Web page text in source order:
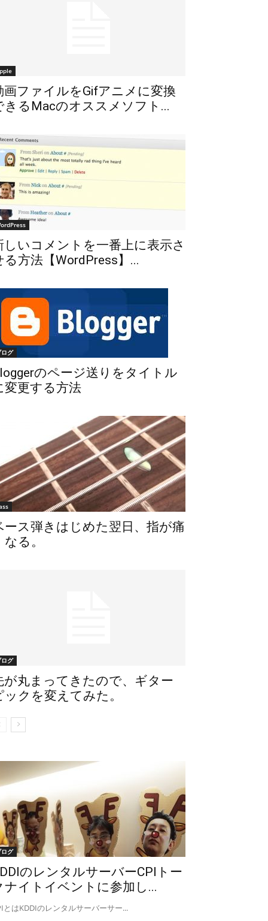
画ファイルをGifアニメに変換
きるMacのオススメソフト...
しいコメントを一番上に表示さ
る方法【WordPress】...
グ
のページ送りをタイトル
変更する方法
ース弾きはじめた翌日、指が痛
なる。
グ
が丸まってきたので、ギター
ックを変えてみた。
グ
のレンタルサーバーCPIトー
ナイトイベントに参加し...
とはKDDIのレンタルサーバーサー...